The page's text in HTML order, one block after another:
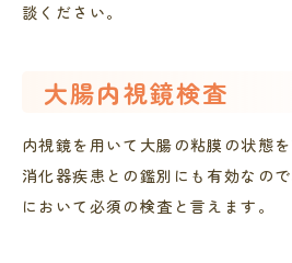
談ください。
大腸内視鏡検査
内視鏡を用いて大腸の粘膜の状態
消化器疾患との鑑別にも有効なの
において必須の検査と言えます。